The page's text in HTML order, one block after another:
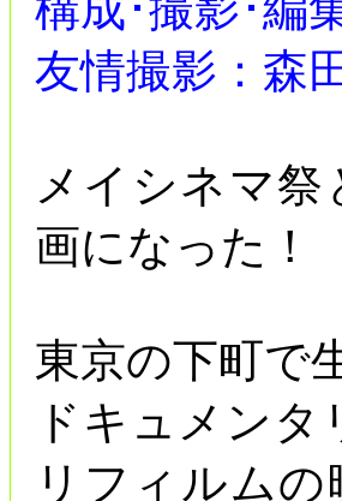
友情撮影：森
メイシネマ
画になった！
東京の下町で
ドキュメンタ
リフィルム